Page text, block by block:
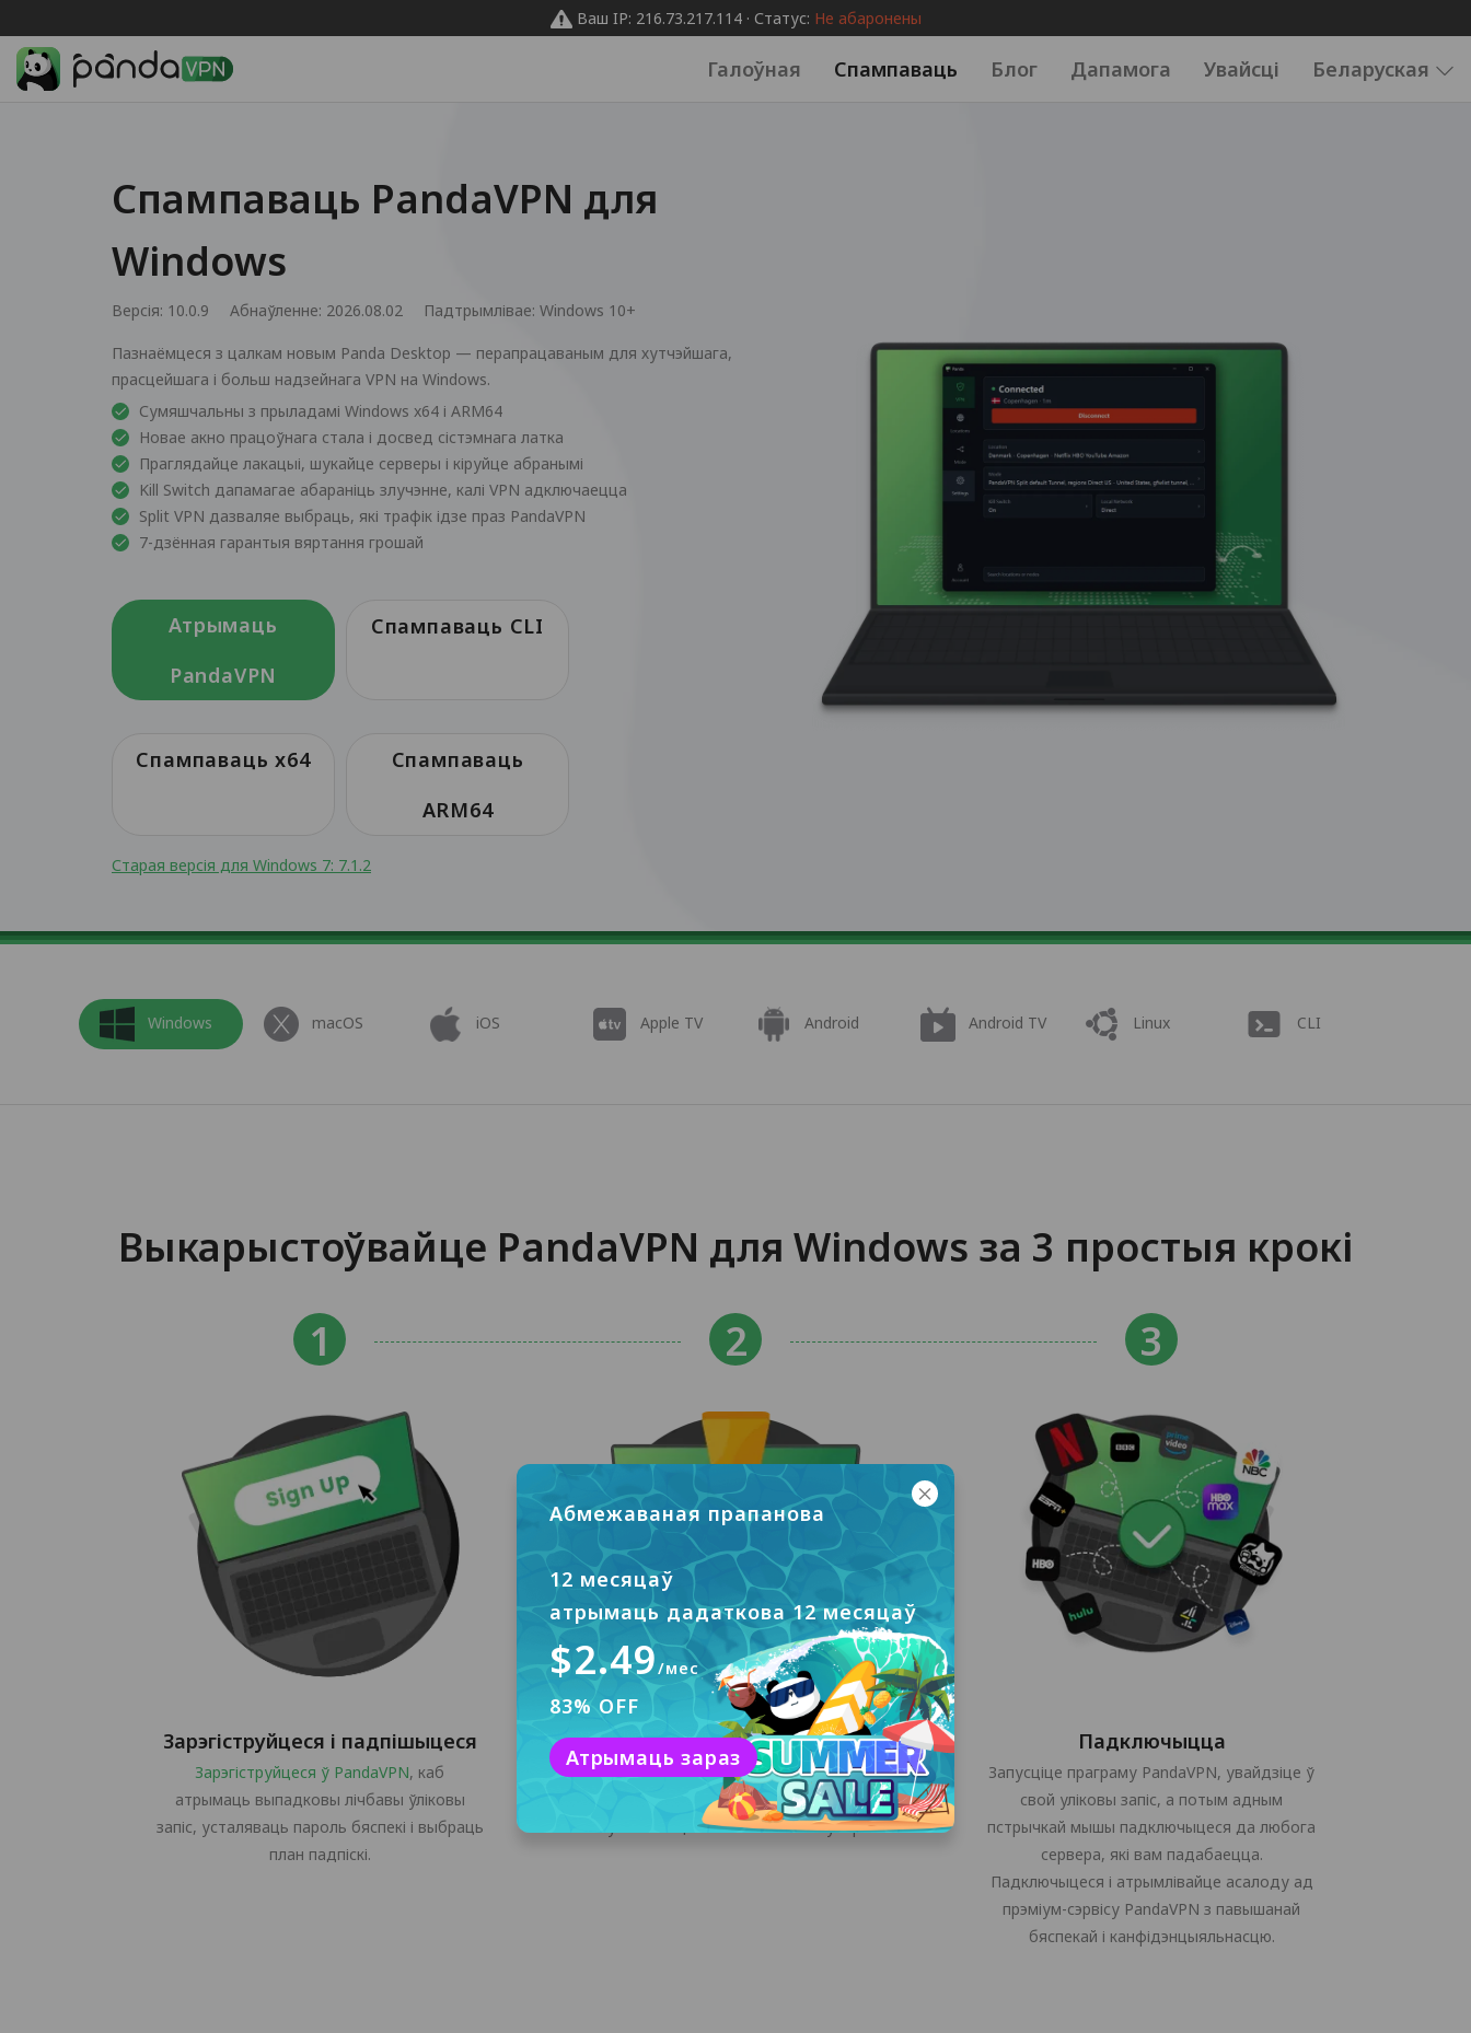
Ваш IP: 216.73.217.114 · Статус: Не абаронены
Галоўная Спампаваць Блог Дапамога Увайсці Беларуская
Спампаваць PandaVPN для
Windows
Версія: 10.0.9 Абнаўленне: 2026.08.02 Падтрымлівае: Windows 10+
Пазнаёмцеся з цалкам новым Panda Desktop — перапрацаваным для хутчэйшага,
прасцейшага і больш надзейнага VPN на Windows.
Сумяшчальны з прыладамі Windows x64 і ARM64
Новае акно працоўнага стала і досвед сістэмнага латка
Праглядайце лакацыі, шукайце серверы і кіруйце абранымі
Kill Switch дапамагае абараніць злучэнне, калі VPN адключаецца
Split VPN дазваляе выбраць, які трафік ідзе праз PandaVPN
7-дзённая гарантыя вяртання грошай
Атрымаць
PandaVPN
Спампаваць CLI
Спампаваць x64
Спампаваць
ARM64
Старая версія для Windows 7: 7.1.2
Windows macOS iOS Apple TV Android Android TV Linux CLI
Выкарыстоўвайце PandaVPN для Windows за 3 простыя крокі
Зарэгіструйцеся і падпішыцеся
Зарэгіструйцеся ў PandaVPN, каб
атрымаць выпадковы лічбавы ўліковы
запіс, усталяваць пароль бяспекі і выбраць
план падпіскі.
Спампаваць і ўсталяваць
Націсніце «Бясплатная спампоўка», каб
спампаваць PandaVPN для Windows і
ўсталяваць яго на свой кампутар.
Падключыцца
Запусціце праграму PandaVPN, увайдзіце ў
свой уліковы запіс, а потым адным
пстрычкай мышы падключыцеся да любога
сервера, які вам падабаецца.
Падключыцеся і атрымлівайце асалоду ад
прэміум-сэрвісу PandaVPN з павышанай
бяспекай і канфідэнцыяльнасцю.
Абмежаваная прапанова
12 месяцаў
атрымаць дадаткова 12 месяцаў
$2.49/мес
83% OFF
Атрымаць зараз